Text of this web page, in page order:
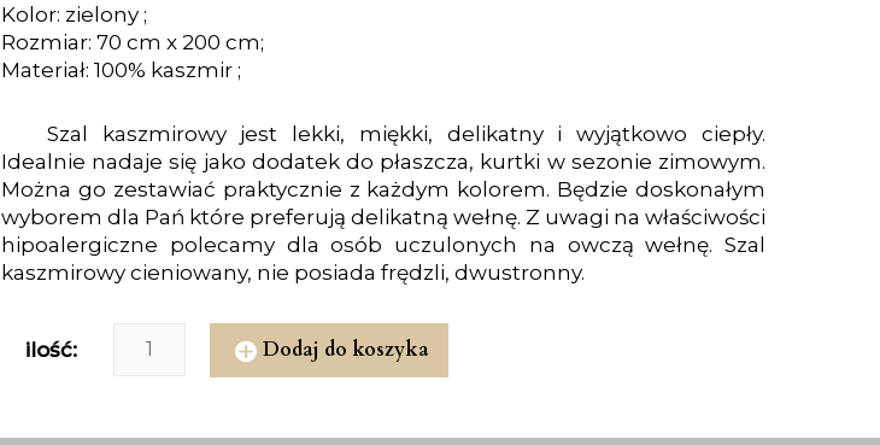
Kolor: zielony ;
Rozmiar: 70 cm x 200 cm;
Materiał: 100% kaszmir ;
Szal kaszmirowy jest lekki, miękki, delikatny i wyjątkowo ciepły.
Idealnie nadaje się jako dodatek do płaszcza, kurtki w sezonie zimowym.
Można go zestawiać praktycznie z każdym kolorem. Będzie doskonałym
wyborem dla Pań które preferują delikatną wełnę. Z uwagi na właściwości
hipoalergiczne polecamy dla osób uczulonych na owczą wełnę. Szal
kaszmirowy cieniowany, nie posiada frędzli, dwustronny.
ilość: Dodaj do koszyka